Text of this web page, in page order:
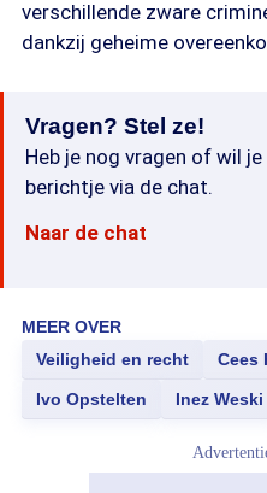
verschillende zware
dankzij geheime
Vragen? Stel ze!
Heb je nog vragen of wil
berichtje via de chat.
Naar de chat
MEER OVER
Veiligheid en recht
Cees
Ivo Opstelten Inez Weski